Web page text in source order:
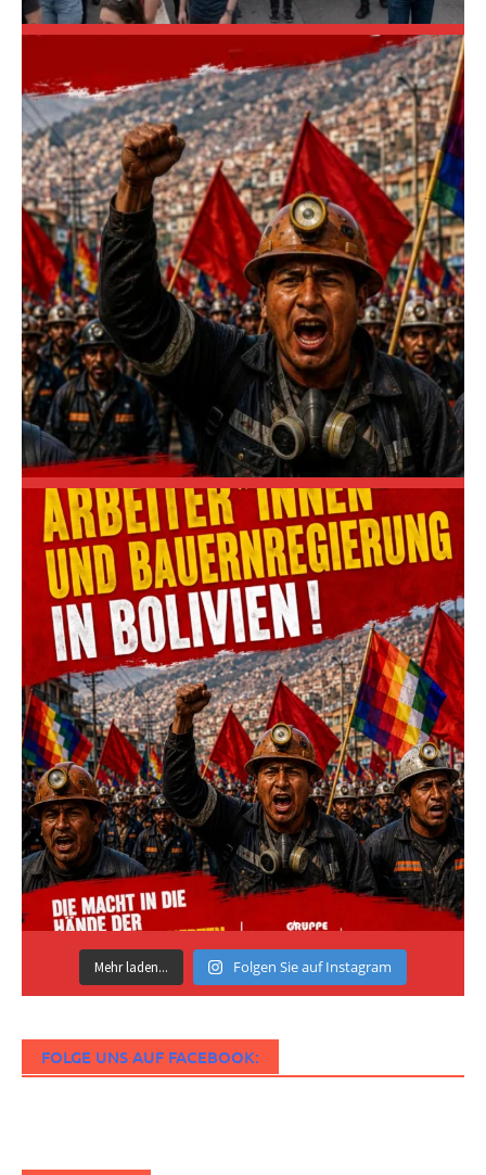
Mehr laden... Folgen Sie auf Instagram
FOLGE UNS AUF FACEBOOK: